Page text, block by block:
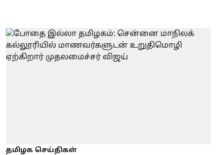
தமிழக செய்திகள்